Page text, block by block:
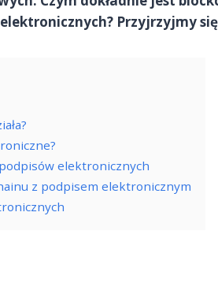
Przyjrzyjmy
elektronicznych
z podpisem elektronicznym